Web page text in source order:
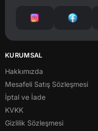
KURUMSAL
Hakkımızda
Mesafeli Satış Sözleşmesi
İptal ve İade
KVKK
Gizlilik Sözleşmesi